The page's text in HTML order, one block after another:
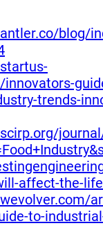
blog/
trends-
affect-the-
to-